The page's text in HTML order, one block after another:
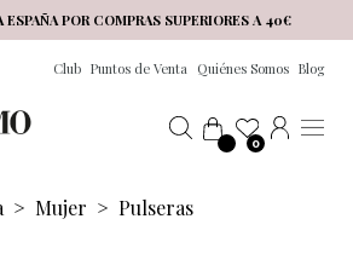
POR COMPRAS SUPERIORES A 40€
Club Puntos de Venta Quiénes Somos Blog
0
> Mujer > Pulseras